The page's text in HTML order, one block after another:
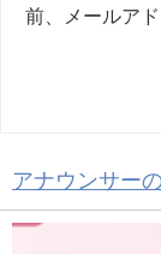
前、メールア
アナウンサー